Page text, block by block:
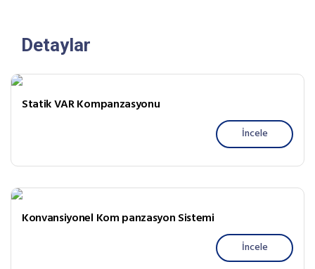
Detaylar
Statik VAR Kompanzasyonu
İncele
Konvansiyonel Kom panzasyon Sistemi
İncele